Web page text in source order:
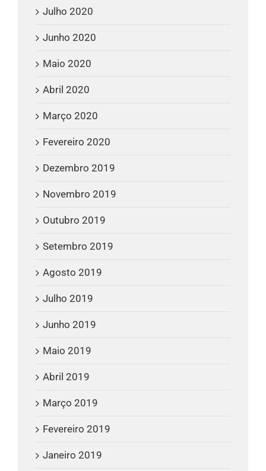
Julho 2020
Junho 2020
Maio 2020
Abril 2020
Março 2020
Fevereiro 2020
Dezembro 2019
Novembro 2019
Outubro 2019
Setembro 2019
Agosto 2019
Julho 2019
Junho 2019
Maio 2019
Abril 2019
Março 2019
Fevereiro 2019
Janeiro 2019